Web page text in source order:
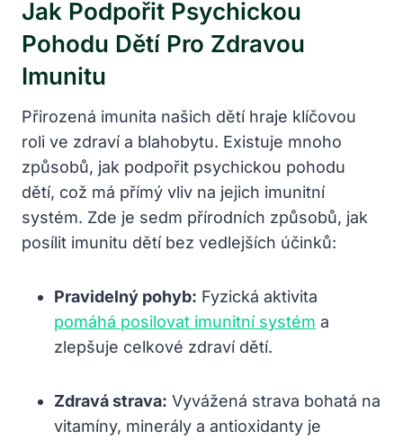
Jak Podpořit Psychickou
Pohodu Dětí Pro Zdravou
Imunitu
Přirozená imunita našich dětí hraje klíčovou
roli ve zdraví a blahobytu. Existuje mnoho
způsobů, jak podpořit psychickou pohodu
dětí, což má přímý vliv na jejich imunitní
systém. Zde je sedm přírodních způsobů, jak
posílit imunitu dětí bez vedlejších účinků:
Pravidelný pohyb: Fyzická aktivita
pomáhá posilovat imunitní systém a
zlepšuje celkové zdraví dětí.
Zdravá strava: Vyvážená strava bohatá na
vitamíny, minerály a antioxidanty je